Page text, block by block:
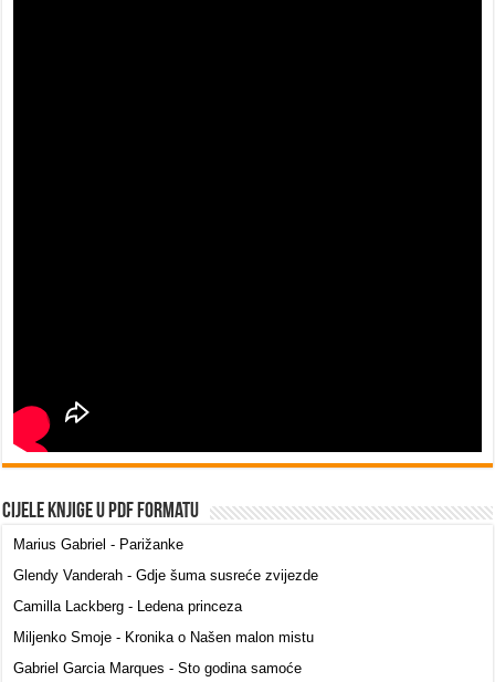
Cijele knjige u PDF formatu
Marius Gabriel - Parižanke
Glendy Vanderah - Gdje šuma susreće zvijezde
Camilla Lackberg - Ledena princeza
Miljenko Smoje - Kronika o Našen malon mistu
Gabriel Garcia Marques - Sto godina samoće